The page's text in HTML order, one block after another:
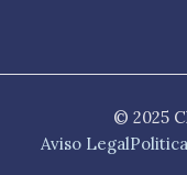
© 2025
Aviso Legal